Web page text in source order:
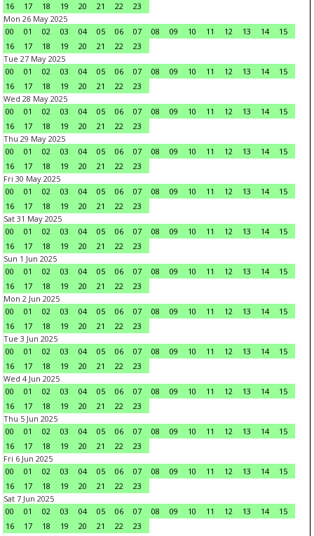
16
17 18 19 20 21 22
23
Mon 26 May 2025
00
01 02 03 04 05 06 07 08 09 10 11 12 13 14
15
16
17 18 19 20 21 22
23
Tue 27 May 2025
00
01 02 03 04 05 06 07 08 09 10 11 12 13 14
15
16
17 18 19 20 21 22
23
Wed 28 May 2025
00
01 02 03 04 05 06 07 08 09 10 11 12 13 14
15
16
17 18 19 20 21 22
23
Thu 29 May 2025
00
01 02 03 04 05 06 07 08 09 10 11 12 13 14
15
16
17 18 19 20 21 22
23
Fri 30 May 2025
00
01 02 03 04 05 06 07 08 09 10 11 12 13 14
15
16
17 18 19 20 21 22
23
Sat 31 May 2025
00
01 02 03 04 05 06 07 08 09 10 11 12 13 14
15
16
17 18 19 20 21 22
23
Sun 1 Jun 2025
00
01 02 03 04 05 06 07 08 09 10 11 12 13 14
15
16
17 18 19 20 21 22
23
Mon 2 Jun 2025
00
01 02 03 04 05 06 07 08 09 10 11 12 13 14
15
16
17 18 19 20 21 22
23
Tue 3 Jun 2025
00
01 02 03 04 05 06 07 08 09 10 11 12 13 14
15
16
17 18 19 20 21 22
23
Wed 4 Jun 2025
00
01 02 03 04 05 06 07 08 09 10 11 12 13 14
15
16
17 18 19 20 21 22
23
Thu 5 Jun 2025
00
01 02 03 04 05 06 07 08 09 10 11 12 13 14
15
16
17 18 19 20 21 22
23
Fri 6 Jun 2025
00
01 02 03 04 05 06 07 08 09 10 11 12 13 14
15
16
17 18 19 20 21 22
23
Sat 7 Jun 2025
00
01 02 03 04 05 06 07 08 09 10 11 12 13 14
15
16
17 18 19 20 21 22
23